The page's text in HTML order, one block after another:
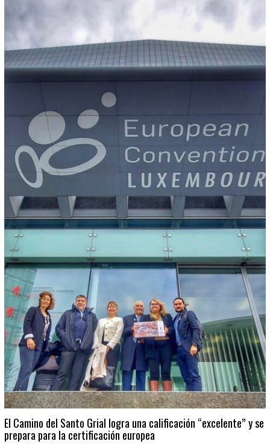
El Camino del Santo Grial logra una calificación “excelente” y se
prepara para la certificación europea